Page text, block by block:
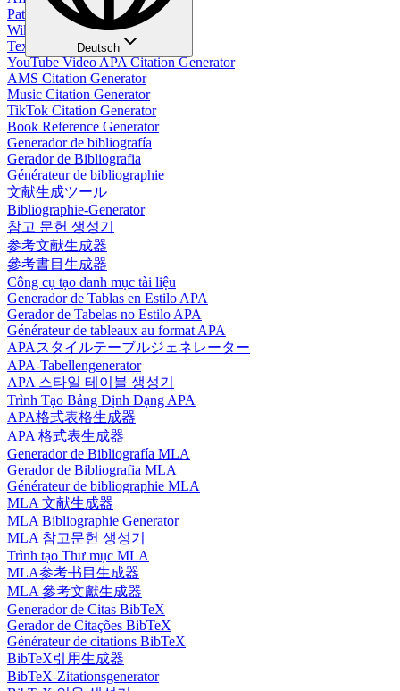
Patent Citation Generator
Wikipedia Citation Generator
Textbook Citation Generator
YouTube Video APA Citation Generator
AMS Citation Generator
Music Citation Generator
TikTok Citation Generator
Book Reference Generator
Generador de bibliografía
Gerador de Bibliografia
Générateur de bibliographie
文献生成ツール
Bibliographie-Generator
참고 문헌 생성기
参考文献生成器
參考書目生成器
Công cụ tạo danh mục tài liệu
Generador de Tablas en Estilo APA
Gerador de Tabelas no Estilo APA
Générateur de tableaux au format APA
APAスタイルテーブルジェネレーター
APA-Tabellengenerator
APA 스타일 테이블 생성기
Trình Tạo Bảng Định Dạng APA
APA格式表格生成器
APA 格式表生成器
Generador de Bibliografía MLA
Gerador de Bibliografia MLA
Générateur de bibliographie MLA
MLA 文献生成器
MLA Bibliographie Generator
MLA 참고문헌 생성기
Trình tạo Thư mục MLA
MLA参考书目生成器
MLA 參考文獻生成器
Generador de Citas BibTeX
Gerador de Citações BibTeX
Générateur de citations BibTeX
BibTeX引用生成器
BibTeX-Zitationsgenerator
Deutsch